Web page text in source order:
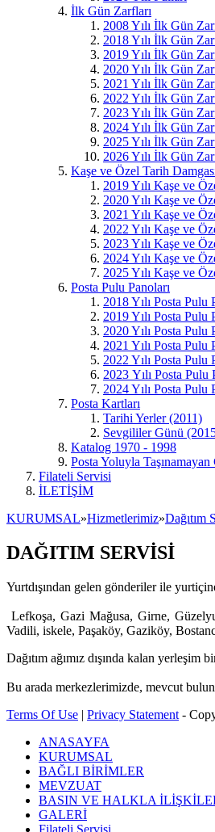
İlk Gün Zarfları
2008 Yılı İlk Gün
2018 Yılı İlk Gün
2019 Yılı İlk Gün
2020 Yılı İlk Gün
2021 Yılı İlk Gün
2022 Yılı İlk Gün
2023 Yılı İlk Gün
2024 Yılı İlk Gün
2025 Yılı İlk Gün
2026 Yılı İlk Gün
Kaşe ve Özel Tarih
2019 Yılı Kaşe ve
2020 Yılı Kaşe ve
2021 Yılı Kaşe ve
2022 Yılı Kaşe ve
2023 Yılı Kaşe ve
2024 Yılı Kaşe ve
2025 Yılı Kaşe ve
Posta Pulu Panoları
2018 Yılı Posta Pulu
2019 Yılı Posta Pulu
2020 Yılı Posta Pulu
2021 Yılı Posta Pulu
2022 Yılı Posta Pulu
2023 Yılı Posta Pulu
2024 Yılı Posta Pulu
Posta Kartları
Tarihi Yerler (2011)
Sevgililer Günü
Katalog 1970 - 1998
Posta Yoluyla
Filateli Servisi
İLETİŞİM
KURUMSAL»Hizmetlerimiz»Dağıtım
DAĞITIM SERVİSİ
Yurtdışından gelen gönderiler ile
Lefkoşa, Gazi Mağusa, Girne,
Vadili, iskele, Paşaköy, Gaziköy,
Dağıtım ağımız dışında kalan yerleşim
Bu arada merkezlerimizde, mevcut
Terms Of Use | Privacy Statement -
ANASAYFA
KURUMSAL
BAĞLI BİRİMLER
MEVZUAT
BASIN VE HALKLA
GALERİ
Filateli Servisi